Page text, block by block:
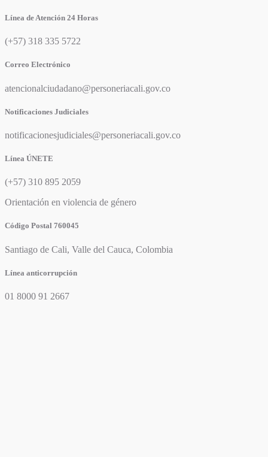
Línea de Atención 24 Horas
(+57) 318 335 5722
Correo Electrónico
atencionalciudadano@personeriacali.gov.co
Notificaciones Judiciales
notificacionesjudiciales@personeriacali.gov.co
Línea ÚNETE
(+57) 310 895 2059
Orientación en violencia de género
Código Postal 760045
Santiago de Cali, Valle del Cauca, Colombia
Línea anticorrupción
01 8000 91 2667